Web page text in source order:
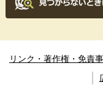
リンク・著作権・免責